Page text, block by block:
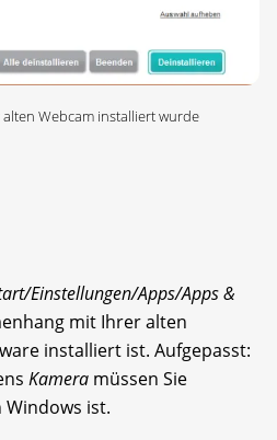
Webcam installiert wurde
Einstellungen/Apps/Apps &
mit Ihrer alten
installiert ist. Aufgepasst:
Kamera müssen Sie
Windows ist.